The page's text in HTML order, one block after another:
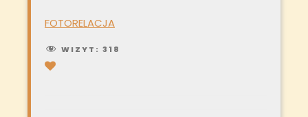
FOTORELACJA
WIZYT: 318